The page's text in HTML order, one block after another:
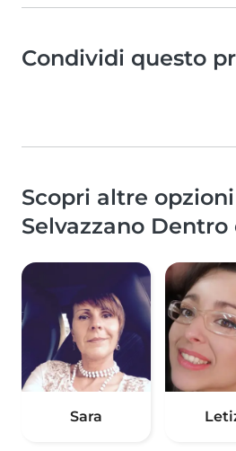
Condividi questo
Scopri altre
Selvazzano
Sara